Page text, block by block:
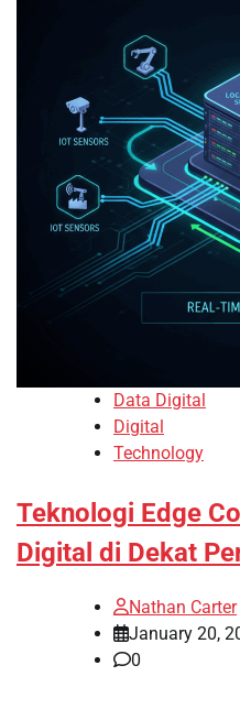
Data Digital
Digital
Technology
Teknologi Edge
Digital di Dekat
Nathan Carter
January 20,
0